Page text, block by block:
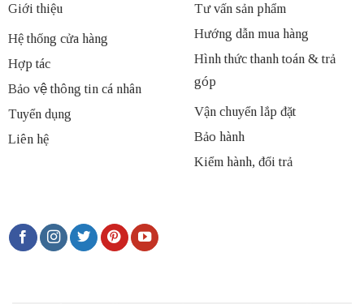
Giới thiệu
Hệ thống cửa hàng
Hợp tác
Bảo vệ thông tin cá nhân
Tuyển dụng
Liên hệ
Tư vấn sản phẩm
Hướng dẫn mua hàng
Hình thức thanh toán & trả
góp
Vận chuyển lắp đặt
Bảo hành
Kiểm hành, đổi trả